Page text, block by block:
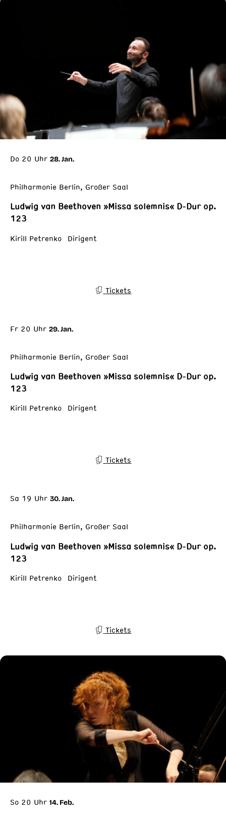
Do 20 Uhr 28. Jan.
Philharmonie Berlin, Großer Saal
Ludwig van Beethoven »Missa solemnis« D-Dur op.
123
Kirill Petrenko Dirigent
Tickets
Fr 20 Uhr 29. Jan.
Philharmonie Berlin, Großer Saal
Ludwig van Beethoven »Missa solemnis« D-Dur op.
123
Kirill Petrenko Dirigent
Tickets
Sa 19 Uhr 30. Jan.
Philharmonie Berlin, Großer Saal
Ludwig van Beethoven »Missa solemnis« D-Dur op.
123
Kirill Petrenko Dirigent
Tickets
So 20 Uhr 14. Feb.